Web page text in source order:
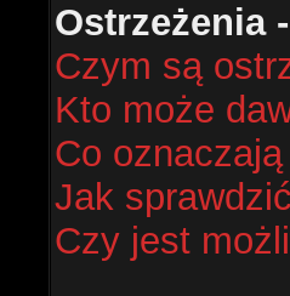
Ostrzeżenia
Czym są
Kto może
Co
Jak
Czy jest